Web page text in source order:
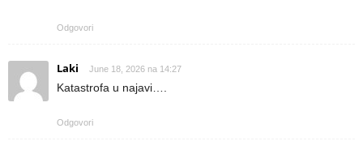
Odgovori
Laki June 18, 2026 na 14:27
Katastrofa u najavi….
Odgovori